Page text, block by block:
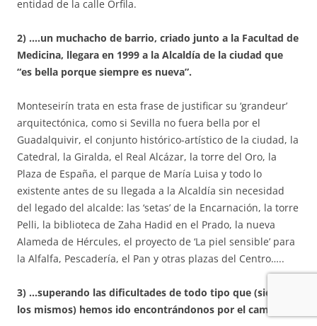
entidad de la calle Orfila.
2) ….un muchacho de barrio, criado junto a la Facultad de
Medicina, llegara en 1999 a la Alcaldía de la ciudad que
“es bella porque siempre es nueva”.
Monteseirín trata en esta frase de justificar su ‘grandeur’
arquitectónica, como si Sevilla no fuera bella por el
Guadalquivir, el conjunto histórico-artístico de la ciudad, la
Catedral, la Giralda, el Real Alcázar, la torre del Oro, la
Plaza de España, el parque de María Luisa y todo lo
existente antes de su llegada a la Alcaldía sin necesidad
del legado del alcalde: las ‘setas’ de la Encarnación, la torre
Pelli, la biblioteca de Zaha Hadid en el Prado, la nueva
Alameda de Hércules, el proyecto de ‘La piel sensible’ para
la Alfalfa, Pescadería, el Pan y otras plazas del Centro…..
3) …superando las dificultades de todo tipo que (siempre
los mismos) hemos ido encontrándonos por el camino.